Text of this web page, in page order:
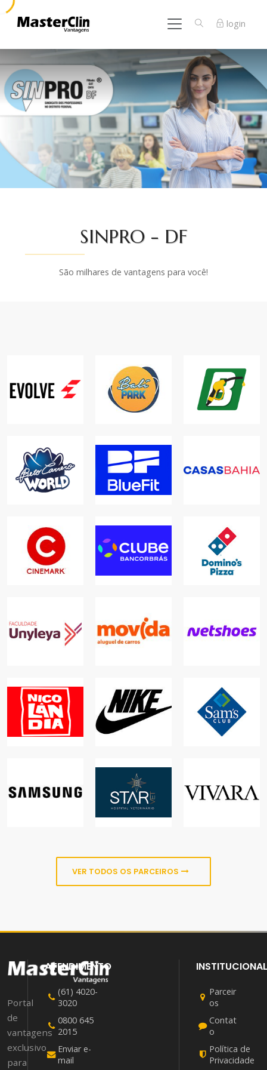
login
SINPRO - DF
São milhares de vantagens para você!
ACADEMIA
BALI PARK
BARATÃO
COMBUSTÍVEIS
BETO CARRERO
WORLD
BLUEFIT
ACADEMIAS
CINEMARK
CLUBE
BANCORBRÁS
SERVIÇOS, LAZER,
SEGUROS
DOMINO'S
PIZZA
ALIMENTAÇÃO
FACULDADE
ALUGUEL DE
CARROS
NICOLÂNDIA
LAZER
NIKE
COMÉRCIO,
SAM'S CLUB
ALIMENTAÇÃO
SAMSUNG
STARVET
HOSPITAL
VETERINÁRIO
ANIMAIS
VER TODOS OS PARCEIROS
Portal
de
vantagens
exclusivo
para
ATENDIMENTO
(61) 4020-
3020
0800 645
2015
Enviar e-
mail
INSTITUCIONAL
Parceir
os
Contat
o
Política de
Privacidade